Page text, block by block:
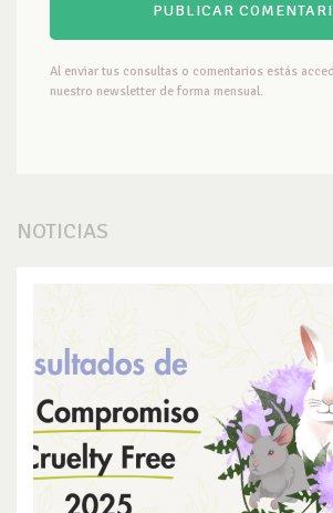
Al enviar tus consultas o comentarios estás
nuestro newsletter de forma mensual.
NOTICIAS